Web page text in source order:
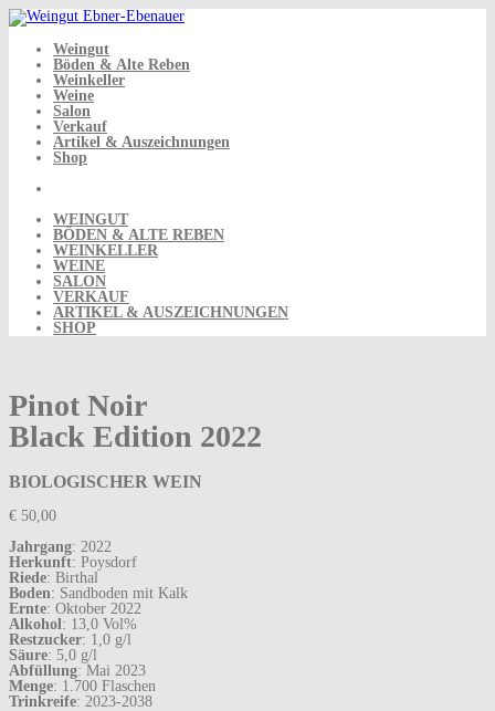
Skip
to
content Weingut
Böden & Alte Reben
Weinkeller
Weine
Salon
Verkauf
Artikel & Auszeichnungen
Shop
WEINGUT
BÖDEN & ALTE REBEN
WEINKELLER
WEINE
SALON
VERKAUF
ARTIKEL & AUSZEICHNUNGEN
SHOP
Pinot Noir
Black Edition 2022
BIOLOGISCHER WEIN
€ 50,00
Jahrgang: 2022
Herkunft: Poysdorf
Riede: Birthal
Boden: Sandboden mit Kalk
Ernte: Oktober 2022
Alkohol : 13,0 Vol%
Restzucker: 1,0 g/l
Säure: 5,0 g/l
Abfüllung: Mai 2023
Menge: 1.700 Flaschen
Trinkreife: 2023-2038